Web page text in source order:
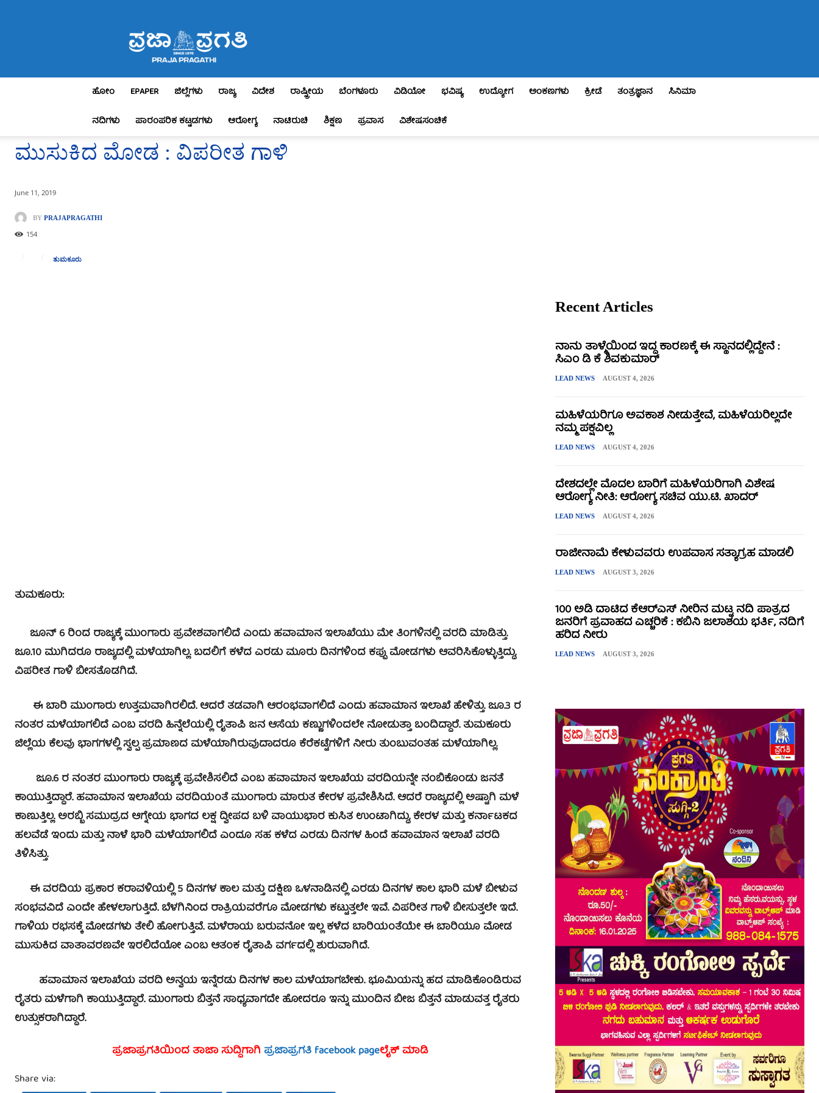
Pragathi
ಹೋಂ EPAPER ಜಿಲ್ಲೆಗಳು ರಾಜ್ಯ ವಿದೇಶ ರಾಷ್ಟ್ರೀಯ ಬೆಂಗಳೂರು ವಿಡಿಯೋ ಭವಿಷ್ಯ ಉದ್ಯೋಗ ಅಂಕಣಗಳು ಕ್ರೀಡೆ ತಂತ್ರಜ್ಞಾನ
ಸಿನಿಮಾ
ನದಿಗಳು
ಪಾರಂಪರಿಕ ಕಟ್ಟಡಗಳು ಆರೋಗ್ಯ ನಾಟಿರುಚಿ ಶಿಕ್ಷಣ ಪ್ರವಾಸ ವಿಶೇಷಸಂಚಿಕೆ
ಮುಸುಕಿದ ಮೋಡ : ವಿಪರೀತ ಗಾಳಿ
June 11, 2019
BY PRAJAPRAGATHI
154
ತುಮಕೂರು
ತುಮಕೂರು:
ಜೂನ್ 6 ರಿಂದ ರಾಜ್ಯಕ್ಕೆ ಮುಂಗಾರು ಪ್ರವೇಶವಾಗಲಿದೆ ಎಂದು ಹವಾಮಾನ ಇಲಾಖೆಯು ಮೇ ತಿಂಗಳಿನಲ್ಲಿ ವರದಿ ಮಾಡಿತ್ತು.
ಜೂ.10 ಮುಗಿದರೂ ರಾಜ್ಯದಲ್ಲಿ ಮಳೆಯಾಗಿಲ್ಲ. ಬದಲಿಗೆ ಕಳೆದ ಎರಡು ಮೂರು ದಿನಗಳಿಂದ ಕಪ್ಪು ಮೋಡಗಳು ಆವರಿಸಿಕೊಳ್ಳುತ್ತಿದ್ದು,
ವಿಪರೀತ ಗಾಳಿ ಬೀಸತೊಡಗಿದೆ.
ಈ ಬಾರಿ ಮುಂಗಾರು ಉತ್ತಮವಾಗಿರಲಿದೆ. ಆದರೆ ತಡವಾಗಿ ಆರಂಭವಾಗಲಿದೆ ಎಂದು ಹವಾಮಾನ ಇಲಾಖೆ ಹೇಳಿತ್ತು. ಜೂ.3 ರ
ನಂತರ ಮಳೆಯಾಗಲಿದೆ ಎಂಬ ವರದಿ ಹಿನ್ನೆಲೆಯಲ್ಲಿ ರೈತಾಪಿ ಜನ ಆಸೆಯ ಕಣ್ಣುಗಳಿಂದಲೇ ನೋಡುತ್ತಾ ಬಂದಿದ್ದಾರೆ. ತುಮಕೂರು
ಜಿಲ್ಲೆಯ ಕೆಲವು ಭಾಗಗಳಲ್ಲಿ ಸ್ವಲ್ಪ ಪ್ರಮಾಣದ ಮಳೆಯಾಗಿರುವುದಾದರೂ ಕೆರೆಕಟ್ಟೆಗಳಿಗೆ ನೀರು ತುಂಬುವಂತಹ ಮಳೆಯಾಗಿಲ್ಲ.
ಜೂ.6 ರ ನಂತರ ಮುಂಗಾರು ರಾಜ್ಯಕ್ಕೆ ಪ್ರವೇಶಿಸಲಿದೆ ಎಂಬ ಹವಾಮಾನ ಇಲಾಖೆಯ ವರದಿಯನ್ನೇ ನಂಬಿಕೊಂಡು ಜನತೆ
ಕಾಯುತ್ತಿದ್ದಾರೆ. ಹವಾಮಾನ ಇಲಾಖೆಯ ವರದಿಯಂತೆ ಮುಂಗಾರು ಮಾರುತ ಕೇರಳ ಪ್ರವೇಶಿಸಿದೆ. ಆದರೆ ರಾಜ್ಯದಲ್ಲಿ ಅಷ್ಟಾಗಿ ಮಳೆ
ಕಾಣುತ್ತಿಲ್ಲ. ಅರಬ್ಬಿ ಸಮುದ್ರದ ಆಗ್ನೇಯ ಭಾಗದ ಲಕ್ಷ ದ್ವೀಪದ ಬಳಿ ವಾಯುಭಾರ ಕುಸಿತ ಉಂಟಾಗಿದ್ದು, ಕೇರಳ ಮತ್ತು ಕರ್ನಾಟಕದ
ಹಲವೆಡೆ ಇಂದು ಮತ್ತು ನಾಳೆ ಭಾರಿ ಮಳೆಯಾಗಲಿದೆ ಎಂದೂ ಸಹ ಕಳೆದ ಎರಡು ದಿನಗಳ ಹಿಂದೆ ಹವಾಮಾನ ಇಲಾಖೆ ವರದಿ
ತಿಳಿಸಿತ್ತು.
ಈ ವರದಿಯ ಪ್ರಕಾರ ಕರಾವಳಿಯಲ್ಲಿ 5 ದಿನಗಳ ಕಾಲ ಮತ್ತು ದಕ್ಷಿಣ ಒಳನಾಡಿನಲ್ಲಿ ಎರಡು ದಿನಗಳ ಕಾಲ ಭಾರಿ ಮಳೆ ಬೀಳುವ
ಸಂಭವವಿದೆ ಎಂದೇ ಹೇಳಲಾಗುತ್ತಿದೆ. ಬೆಳಗಿನಿಂದ ರಾತ್ರಿಯವರೆಗೂ ಮೋಡಗಳು ಕಟ್ಟುತ್ತಲೇ ಇವೆ. ವಿಪರೀತ ಗಾಳಿ ಬೀಸುತ್ತಲೇ ಇದೆ.
ಗಾಳಿಯ ರಭಸಕ್ಕೆ ಮೋಡಗಳು ತೇಲಿ ಹೋಗುತ್ತಿವೆ. ಮಳೆರಾಯ ಬರುವನೋ ಇಲ್ಲ ಕಳೆದ ಬಾರಿಯಂತೆಯೇ ಈ ಬಾರಿಯೂ ಮೋಡ
ಮುಸುಕಿದ ವಾತಾವರಣವೇ ಇರಲಿದೆಯೋ ಎಂಬ ಆತಂಕ ರೈತಾಪಿ ವರ್ಗದಲ್ಲಿ ಶುರುವಾಗಿದೆ.
ಹವಾಮಾನ ಇಲಾಖೆಯ ವರದಿ ಅನ್ವಯ ಇನ್ನೆರಡು ದಿನಗಳ ಕಾಲ ಮಳೆಯಾಗಬೇಕು. ಭೂಮಿಯನ್ನು ಹದ ಮಾಡಿಕೊಂಡಿರುವ
ರೈತರು ಮಳೆಗಾಗಿ ಕಾಯುತ್ತಿದ್ದಾರೆ. ಮುಂಗಾರು ಬಿತ್ತನೆ ಸಾಧ್ಯವಾಗದೇ ಹೋದರೂ ಇನ್ನು ಮುಂದಿನ ಬೀಜ ಬಿತ್ತನೆ ಮಾಡುವತ್ತ ರೈತರು
ಉತ್ಸುಕರಾಗಿದ್ದಾರೆ.
ಪ್ರಜಾಪ್ರಗತಿಯಿಂದ ತಾಜಾ ಸುದ್ದಿಗಾಗಿ ಪ್ರಜಾಪ್ರಗತಿ facebook pageಲೈಕ್ ಮಾಡಿ
Share via:
Recent Articles
ನಾನು ತಾಳ್ಮೆಯಿಂದ ಇದ್ದ ಕಾರಣಕ್ಕೆ ಈ ಸ್ಥಾನದಲ್ಲಿದ್ದೇನೆ :
ಸಿಎಂ ಡಿ ಕೆ ಶಿವಕುಮಾರ್
LEAD NEWS AUGUST 4, 2026
ಮಹಿಳೆಯರಿಗೂ ಅವಕಾಶ ನೀಡುತ್ತೇವೆ, ಮಹಿಳೆಯರಿಲ್ಲದೇ
ನಮ್ಮ ಪಕ್ಷವಿಲ್ಲ
LEAD NEWS AUGUST 4, 2026
ದೇಶದಲ್ಲೇ ಮೊದಲ ಬಾರಿಗೆ ಮಹಿಳೆಯರಿಗಾಗಿ ವಿಶೇಷ
ಆರೋಗ್ಯ ನೀತಿ: ಆರೋಗ್ಯ ಸಚಿವ ಯು.ಟಿ. ಖಾದರ್
LEAD NEWS AUGUST 4, 2026
ರಾಜೀನಾಮೆ ಕೇಳುವವರು ಉಪವಾಸ ಸತ್ಯಾಗ್ರಹ ಮಾಡಲಿ
LEAD NEWS AUGUST 3, 2026
100 ಅಡಿ ದಾಟಿದ ಕೆಆರ್‌ಎಸ್ ನೀರಿನ ಮಟ್ಟ ನದಿ ಪಾತ್ರದ
ಜನರಿಗೆ ಪ್ರವಾಹದ ಎಚ್ಚರಿಕೆ : ಕಬಿನಿ ಜಲಾಶಯ ಭರ್ತಿ, ನದಿಗೆ
ಹರಿದ ನೀರು
LEAD NEWS AUGUST 3, 2026